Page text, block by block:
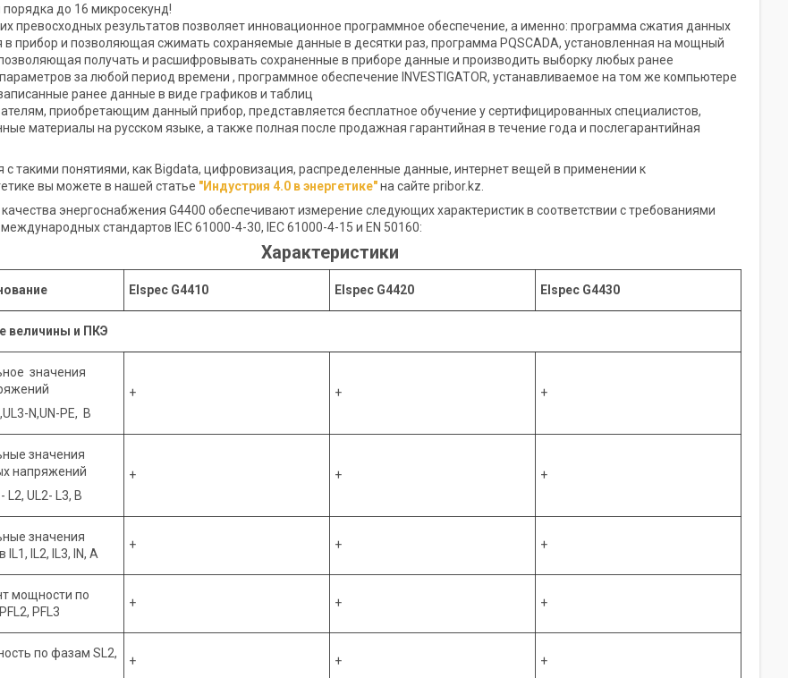
до 16 микросекунд!
превосходных результатов позволяет инновационное программное обеспечение, а именно: программа сжатия данных
в прибор и позволяющая сжимать сохраняемые данные в десятки раз, программа PQSCADA, установленная на мощный
получать и расшифровывать сохраненные в приборе данные и производить выборку любых ранее
за любой период времени , программное обеспечение INVESTIGATOR, устанавливаемое на том же компьютере
ранее данные в виде графиков и таблиц
приобретающим данный прибор, представляется бесплатное обучение у сертифицированных специалистов,
материалы на русском языке, а также полная после продажная гарантийная в течение года и послегарантийная
с такими понятиями, как Bigdata, цифровизация, распределенные данные, интернет вещей в применении к
вы можете в нашей статье "Индустрия 4.0 в энергетике"на сайте pribor.kz.
энергоснабжения G4400 обеспечивают измерение следующих характеристик в соответствии с требованиями
стандартов IEC 61000-4-30, IEC 61000-4-15 и EN 50160:
Характеристики
Elspec G4410 Elspec G4420 Elspec G4430
величины и ПКЭ
значения
N,UN-PE, B
+ + +
значения
напряжений
L2, UL2- L3, B
+ + +
значения
IL2, IL3, IN, A
+ + +
мощности по
PFL3
+ + +
по фазам SL2,
+ + +